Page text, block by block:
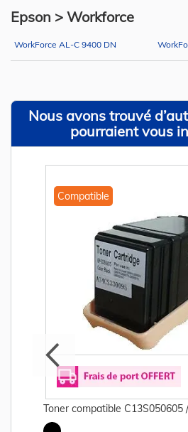
Epson > Workforce
WorkForce AL-C 9400 DN
Nous avons trouvé
pourraient vous
Compatible
Toner compatible C13S050605